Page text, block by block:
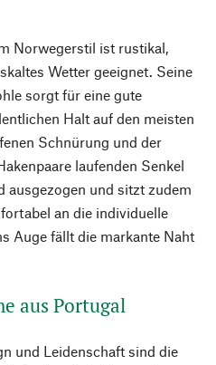
Norwegerstil ist rustikal,
Wetter geeignet. Seine
sorgt für eine gute
Halt auf den meisten
Schnürung und der
laufenden Senkel
ausgezogen und sitzt zudem
an die individuelle
Auge fällt die markante Naht
aus Portugal
und Leidenschaft sind die